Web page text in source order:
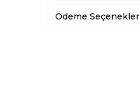
Ödeme Seçenekler